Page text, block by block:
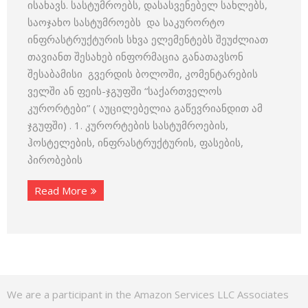
ისახავს. სასტუმროებს, დასასვენებელ სახლებს,
საოჯახო სასტუმროებს და საკურორტო
ინფრასტრუქტურის სხვა ელემენტებს შეუძლიათ
თავიანთ შესახებ ინფორმაცია განათავსონ
შესაბამისი გვერდის ბოლოში, კომენტარების
ველში ან ფეის-ჯგუფში “საქართველოს
კურორტები” ( აუცილებელია გაწევრიანდით ამ
ჯგუფში) . 1. კურორტების სასტუმროების,
ჰოსტელების, ინფრასტრუქტურის, ფასების,
პირობების
Read More
We are a participant in the Amazon Services LLC Associates